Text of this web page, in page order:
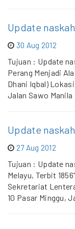
Update
30 Aug 2012
Tujuan : Update
Perang Menjadi
Dhani Iqbal)
Jalan Sawo Manila
Update
27 Aug 2012
Tujuan : Update
Melayu, Terbit
Sekretariat
10 Pasar Minggu,